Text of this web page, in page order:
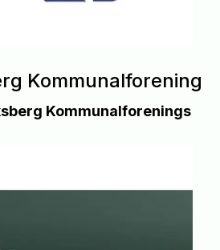
Kommunalforening
Kommunalforenings